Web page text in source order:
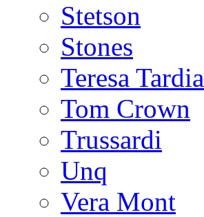
Stetson
Stones
Teresa Tardia
Tom Crown
Trussardi
Unq
Vera Mont